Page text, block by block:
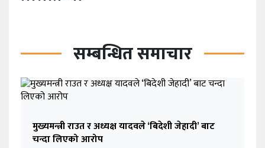
सम्बन्धित समाचार
मुख्यमन्त्री राउत र अध्यक्ष यादवले ‘बिदेशी जेहादी’ बाट
चन्दा लिएको आरोप